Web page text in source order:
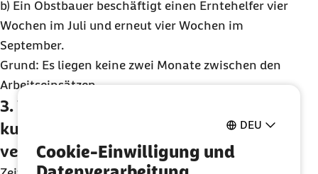
DEU
Cookie-Einwilligung und
b) Ein Obstbauer beschäftigt einen Erntehelfer vier
Wochen im Juli und erneut vier Wochen im
September.
Grund: Es liegen keine zwei Monate zwischen den
Arbeitseinsätzen.
3. Wie viel darf man bei einer
kurzfristigen Beschäftigung
verdienen?